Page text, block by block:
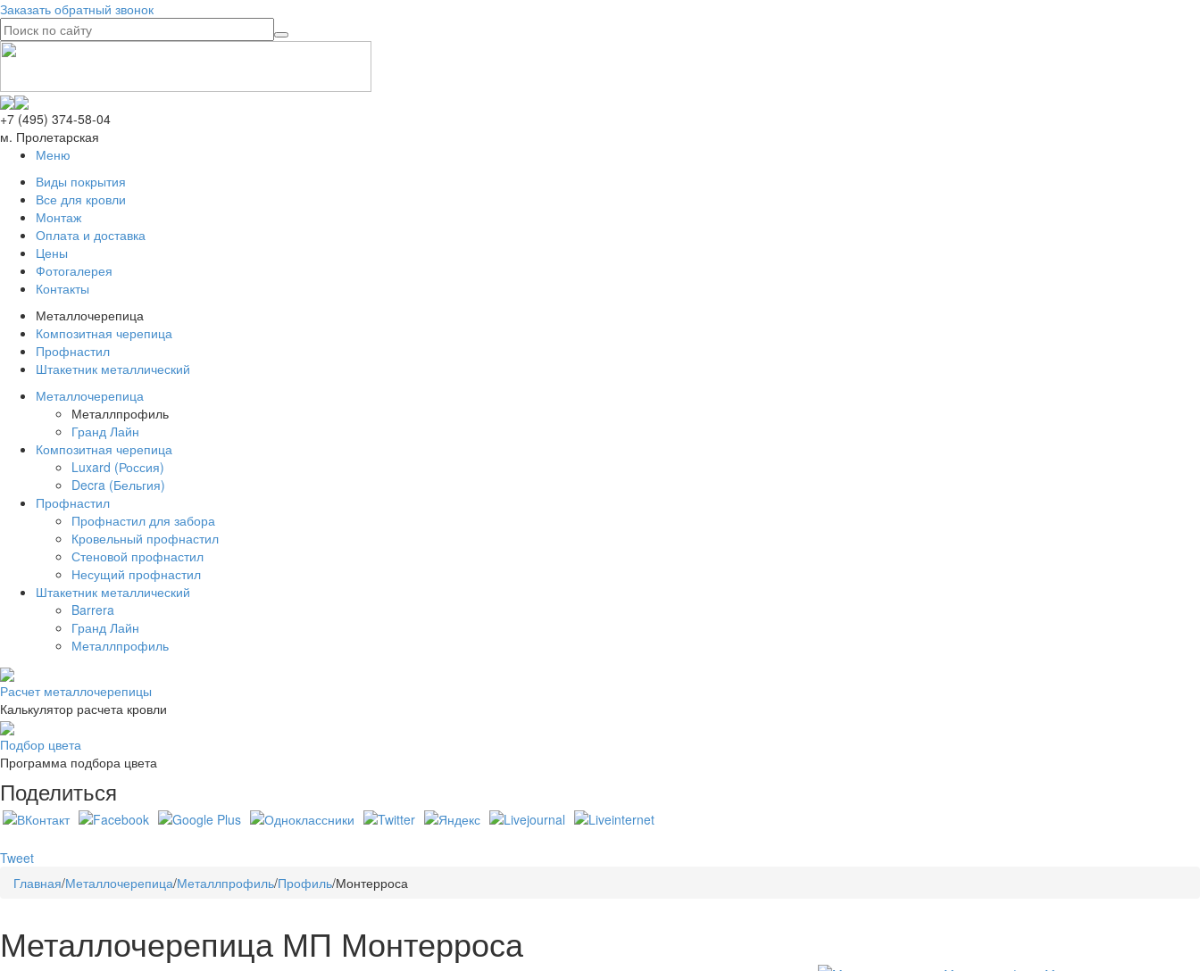
Заказать обратный звонок
+7 (495) 374-58-04
м. Пролетарская
Меню
Виды покрытия
Все для кровли
Монтаж
Оплата и доставка
Цены
Фотогалерея
Контакты
Металлочерепица
Композитная черепица
Профнастил
Штакетник металлический
Металлочерепица
Металлпрофиль
Гранд Лайн
Композитная черепица
Luxard (Россия)
Decra (Бельгия)
Профнастил
Профнастил для забора
Кровельный профнастил
Стеновой профнастил
Несущий профнастил
Штакетник металлический
Barrera
Гранд Лайн
Металлпрофиль
Расчет металлочерепицы
Калькулятор расчета кровли
Подбор цвета
Программа подбора цвета
Поделиться
Tweet
Главная/Металлочерепица/Металлпрофиль/Профиль/Монтерроса
Металлочерепица МП Монтерроса